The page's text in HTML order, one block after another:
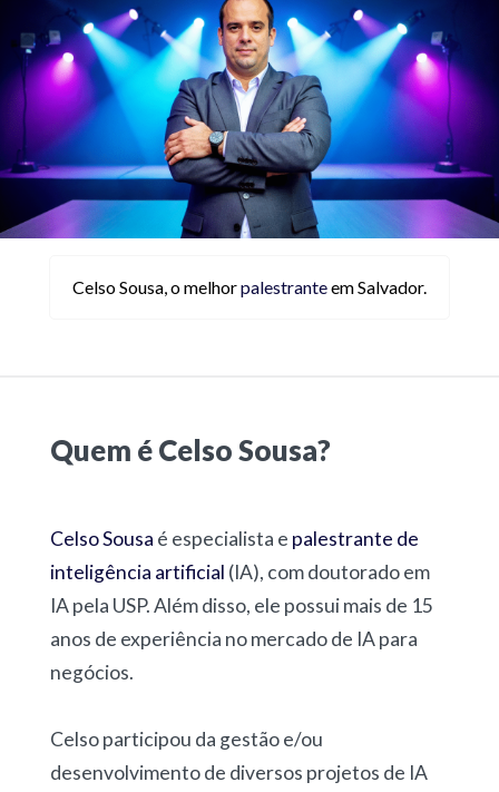
Celso Sousa, o melhorpalestranteem Salvador.
Quem é Celso Sousa?
Celso Sousa é especialista e palestrante de
inteligência artificial (IA), com doutorado em
IA pela USP. Além disso, ele possui mais de 15
anos de experiência no mercado de IA para
negócios.
Celso participou da gestão e/ou
desenvolvimento de diversos projetos de IA